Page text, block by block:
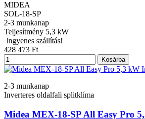
MIDEA
SOL-18-SP
2-3 munkanap
Teljesítmény 5,3 kW
Ingyenes szállítás!
428 473 Ft
Kosárba
2-3 munkanap
Inverteres oldalfali splitklíma
Midea MEX-18-SP All Easy Pro